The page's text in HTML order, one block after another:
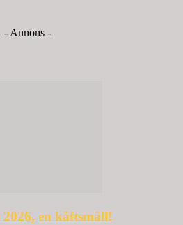
- Annons -
en käftsmäll!